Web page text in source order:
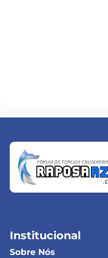
Institucional
Sobre Nós